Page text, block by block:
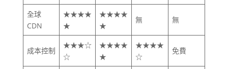
全球
CDN
★★★★
★
★★★★
★
無 無
成本控制
★★★☆
☆
★★★★
★
★★★★
☆
免費